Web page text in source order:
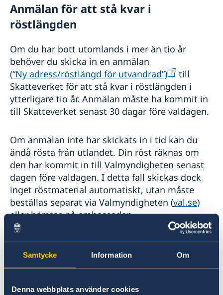
Samtycke Information Om
Denna webbplats använder cookies
Anmälan för att stå kvar i
röstlängden
Om du har bott utomlands i mer än tio år
behöver du skicka in en anmälan
(“Ny adress/röstlängd för utvandrad”)
till
Skatteverket för att stå kvar i röstlängden i
ytterligare tio år. Anmälan måste ha kommit in
till Skatteverket senast 30 dagar före valdagen.
Om anmälan inte har skickats in i tid kan du
ändå rösta från utlandet. Din röst räknas om
den har kommit in till Valmyndigheten senast
dagen före valdagen. I detta fall skickas dock
inget röstmaterial automatiskt, utan måste
beställas separat via Valmyndigheten (val.se)
eller hämtas på ambassaden.
Att rösta i ett val räknas i sig som en begäran
om att stå kvar i röstlängden för de kommande
tio åren.